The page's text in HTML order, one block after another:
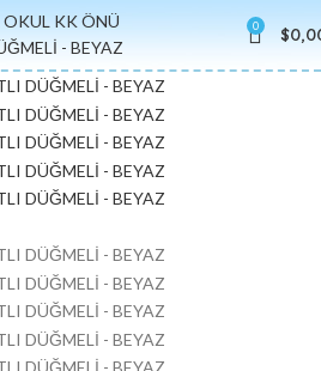
0 $